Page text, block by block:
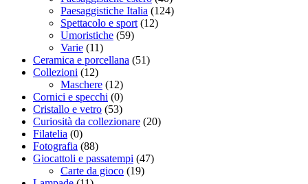
Paesaggistiche Italia (124)
Spettacolo e sport (12)
Umoristiche (59)
Varie (11)
Ceramica e porcellana (51)
Collezioni (12)
Maschere (12)
Cornici e specchi (0)
Cristallo e vetro (53)
Curiosità da collezionare (20)
Filatelia (0)
Fotografia (88)
Giocattoli e passatempi (47)
Carte da gioco (19)